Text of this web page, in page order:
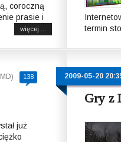
coroczną
prasie i
więcej ...
termin
138
już
2009-05-20
Gry z